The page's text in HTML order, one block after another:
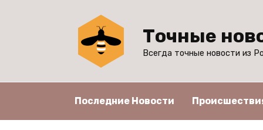
Точные
Всегда точные новости из
Последние Новости